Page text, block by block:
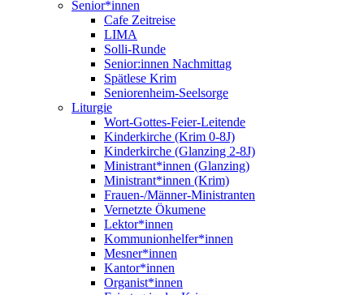
Senior*innen
Cafe Zeitreise
LIMA
Solli-Runde
Senior:innen Nachmittag
Spätlese Krim
Seniorenheim-Seelsorge
Liturgie
Wort-Gottes-Feier-Leitende
Kinderkirche (Krim 0-8J)
Kinderkirche (Glanzing 2-8J)
Ministrant*innen (Glanzing)
Ministrant*innen (Krim)
Frauen-/Männer-Ministranten
Vernetzte Ökumene
Lektor*innen
Kommunionhelfer*innen
Mesner*innen
Kantor*innen
Organist*innen